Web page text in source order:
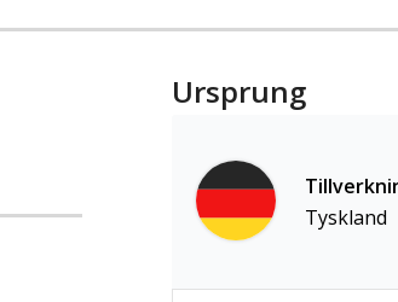
Ursprung
Tyskland